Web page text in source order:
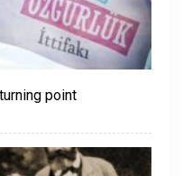
point